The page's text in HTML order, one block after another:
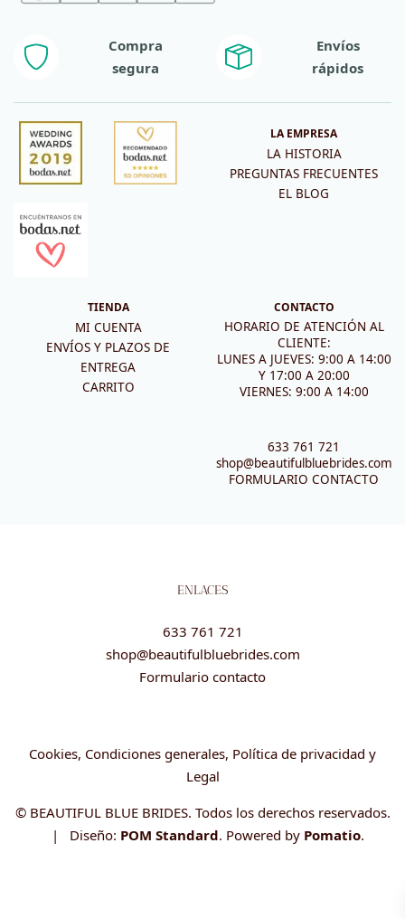
Compra
segura
Envíos
rápidos
LA EMPRESA
LA HISTORIA
PREGUNTAS FRECUENTES
EL BLOG
TIENDA
MI CUENTA
ENVÍOS Y PLAZOS DE
ENTREGA
CARRITO
CONTACTO
HORARIO DE ATENCIÓN AL
CLIENTE:
LUNES A JUEVES: 9:00 A 14:00
Y 17:00 A 20:00
VIERNES: 9:00 A 14:00
633 761 721
shop@beautifulbluebrides.com
FORMULARIO CONTACTO
ENLACES
633 761 721
shop@beautifulbluebrides.com
Formulario contacto
Cookies, Condiciones generales, Política de privacidad y
Legal
© BEAUTIFUL BLUE BRIDES. Todos los derechos reservados.
| Diseño: POM Standard. Powered by Pomatio.